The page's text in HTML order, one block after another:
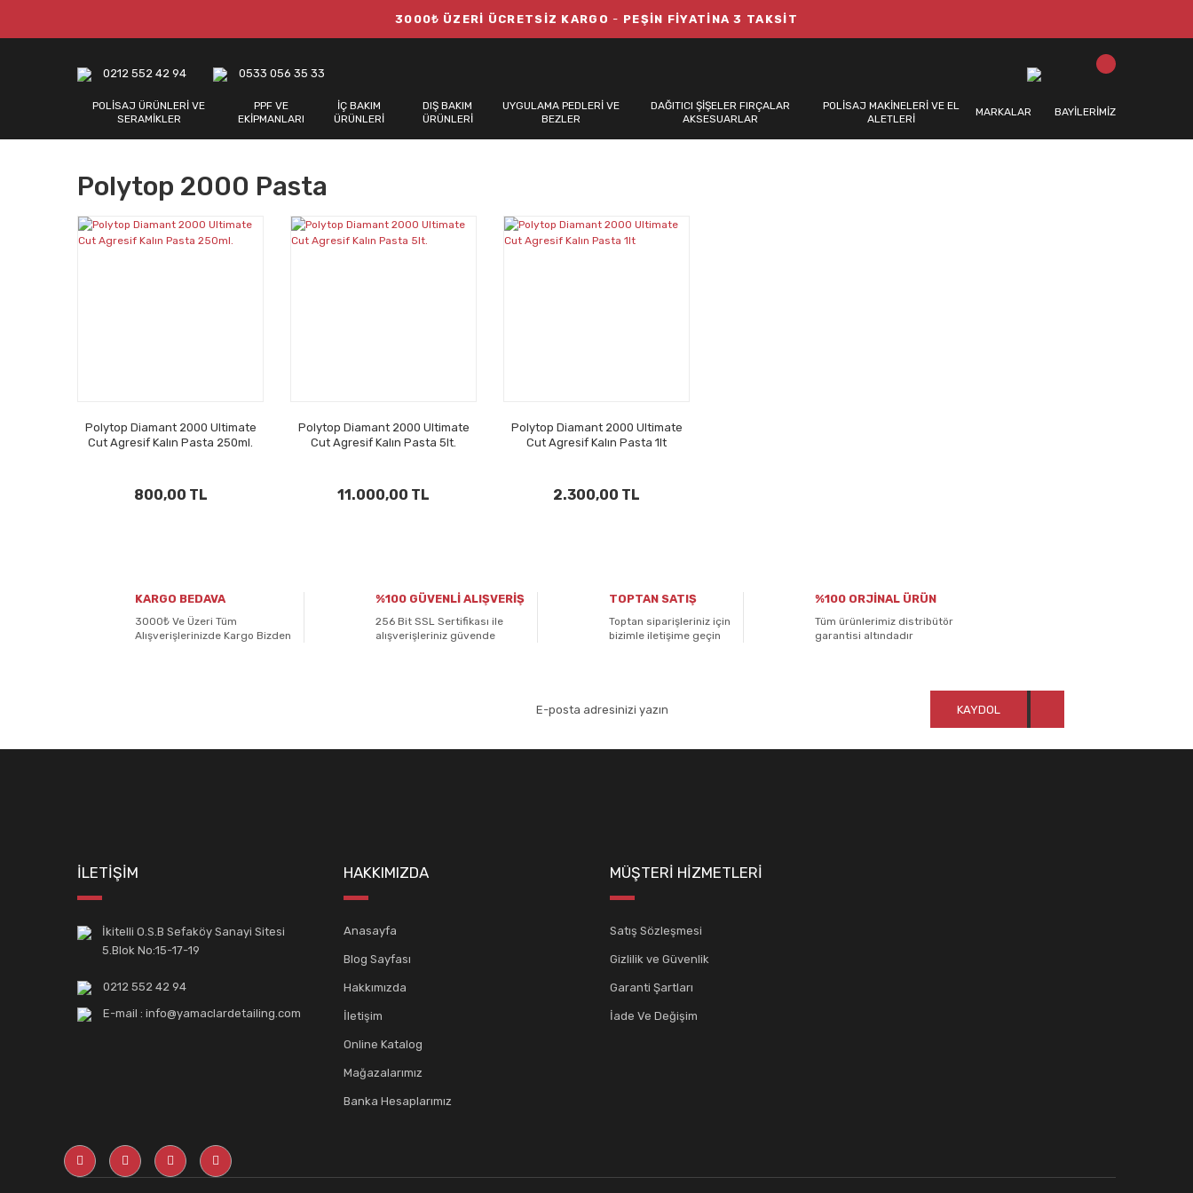
3000₺ ÜZERİ ÜCRETSİZ KARGO - PEŞİN FİYATİNA 3 TAKSİT
0212 552 42 94 0533 056 35 33
POLİSAJ ÜRÜNLERİ VE
SERAMİKLER
PPF VE
EKİPMANLARI
İÇ BAKIM
ÜRÜNLERİ
DIŞ BAKIM
ÜRÜNLERİ
UYGULAMA PEDLERİ VE
BEZLER
DAĞITICI ŞİŞELER FIRÇALAR
AKSESUARLAR
POLİSAJ MAKİNELERİ VE EL
ALETLERİ
MARKALAR BAYİLERİMİZ
Polytop 2000 Pasta
Polytop Diamant 2000 Ultimate
Cut Agresif Kalın Pasta 250ml.
800,00 TL
Polytop Diamant 2000 Ultimate
Cut Agresif Kalın Pasta 5lt.
11.000,00 TL
Polytop Diamant 2000 Ultimate
Cut Agresif Kalın Pasta 1lt
2.300,00 TL
KARGO BEDAVA
3000₺ Ve Üzeri Tüm
Alışverişlerinizde Kargo Bizden
%100 GÜVENLİ ALIŞVERİŞ
256 Bit SSL Sertifikası ile
alışverişleriniz güvende
TOPTAN SATIŞ
Toptan siparişleriniz için
bizimle iletişime geçin
%100 ORJİNAL ÜRÜN
Tüm ürünlerimiz distribütör
garantisi altındadır
KAYDOL
İLETİŞİM
İkitelli O.S.B Sefaköy Sanayi Sitesi
5.Blok No:15-17-19
0212 552 42 94
E-mail : info@yamaclardetailing.com
HAKKIMIZDA
Anasayfa
Blog Sayfası
Hakkımızda
İletişim
Online Katalog
Mağazalarımız
Banka Hesaplarımız
MÜŞTERİ HİZMETLERİ
Satış Sözleşmesi
Gizlilik ve Güvenlik
Garanti Şartları
İade Ve Değişim